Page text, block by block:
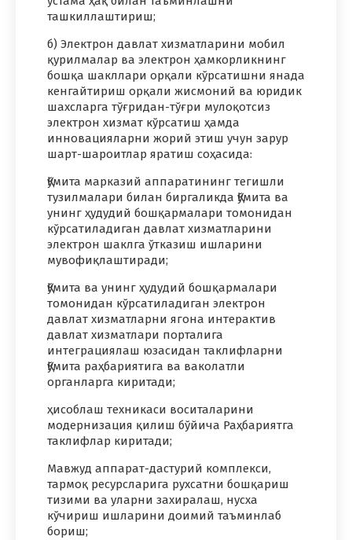
ташкиллаштириш;
б) Электрон давлат хизматларини мобил
қурилмалар ва электрон ҳамкорликнинг
бошқа шакллари орқали кўрсатишни янада
кенгайтириш орқали жисмоний ва юридик
шахсларга тўғридан-тўғри мулоқотсиз
электрон хизмат кўрсатиш ҳамда
инновацияларни жорий этиш учун зарур
шарт-шароитлар яратиш соҳасида:
Қўмита марказий аппаратининг тегишли
тузилмалари билан биргаликда Қўмита ва
унинг ҳудудий бошқармалари томонидан
кўрсатиладиган давлат хизматларини
электрон шаклга ўтказиш ишларини
мувофиқлаштиради;
Қўмита ва унинг ҳудудий бошқармалари
томонидан кўрсатиладиган электрон
давлат хизматларни ягона интерактив
давлат хизматлари порталига
интеграциялаш юзасидан таклифларни
Қўмита раҳбариятига ва ваколатли
органларга киритади;
ҳисоблаш техникаси воситаларини
модернизация қилиш бўйича Раҳбариятга
таклифлар киритади;
Мавжуд аппарат-дастурий комплекси,
тармоқ ресурсларига рухсатни бошқариш
тизими ва уларни захиралаш, нусха
кўчириш ишларини доимий таъминлаб
бориш;